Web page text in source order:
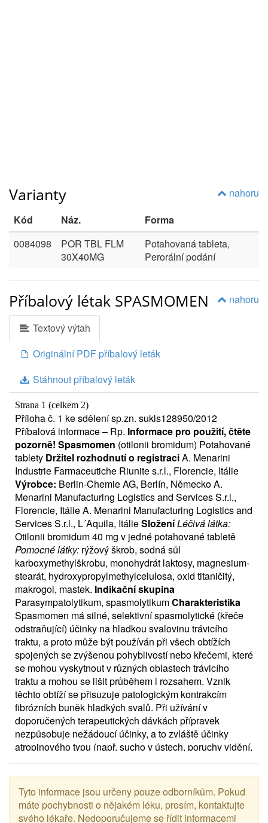
nahoru
Varianty
Kód Náz.
Forma
0084098
POR TBL FLM
30X40MG
Potahovaná tableta,
Perorální podání
nahoru
Příbalový létak SPASMOMEN
Textový výtah
Originální PDF příbalový leták
Stáhnout příbalový leták
Strana 1 (celkem 2)
Příloha č. 1 ke sdělení sp.zn. sukls128950/2012
Příbalová informace – Rp. Informace pro použití, čtěte
pozorně! Spasmomen (otilonii bromidum) Potahované
tablety Držitel rozhodnutí o registraciA. Menarini
Industrie Farmaceutiche Riunite s.r.l., Florencie, Itálie
Výrobce: Berlin-Chemie AG, Berlín, Německo A.
Menarini Manufacturing Logistics and Services S.r.l.,
Florencie, Itálie A. Menarini Manufacturing Logistics and
Services S.r.l., L´Aquila, ItálieSloženíLéčivá látka:
Otilonii bromidum 40 mg v jedné potahované tabletě
Pomocné látky: rýžový škrob, sodná sůl
karboxymethylškrobu, monohydrát laktosy, magnesium-
stearát, hydroxypropylmethylcelulosa, oxid titaničitý,
makrogol, mastek. Indikační skupina
Parasympatolytikum, spasmolytikumCharakteristika
Spasmomen má silné, selektivní spasmolytické (křeče
odstraňující) účinky na hladkou svalovinu trávicího
traktu, a proto může být používán při všech obtížích
spojených se zvýšenou pohyblivostí nebo křečemi, které
se mohou vyskytnout v různých oblastech trávicího
traktu a mohou se lišit průběhem i rozsahem. Vznik
těchto obtíží se přisuzuje patologickým kontrakcím
fibrózních buněk hladkých svalů. Při užívání v
doporučených terapeutických dávkách přípravek
nezpůsobuje nežádoucí účinky, a to zvláště účinky
atropinového typu (např. sucho v ústech, poruchy vidění,
porucha tlustého střeva); úleva od bolestí břicha, poruch
roztažení a pohyblivosti charakterizovaných křečemi
hladkého svalstva.KontraindikaceZnámá přecitlivělost
na přípravek. Ačkoli ve studiích na zvířatech nebyly
Tyto informace jsou určeny pouze odborníkům. Pokud
máte pochybnosti o nějakém léku, prosím, kontaktujte
svého lékaře. Nedoporučujeme se řídit informacemi